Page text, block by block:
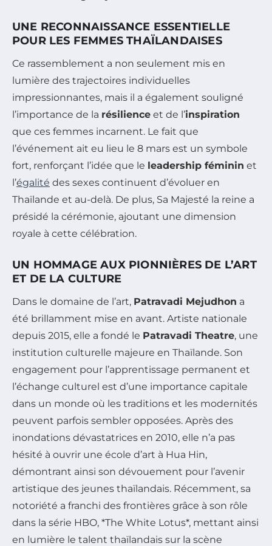
UNE RECONNAISSANCE ESSENTIELLE
POUR LES FEMMES THAÏLANDAISES
Ce rassemblement a non seulement mis en
lumière des trajectoires individuelles
impressionnantes, mais il a également souligné
l’importance de la résilience et de l’inspiration
que ces femmes incarnent. Le fait que
l’événement ait eu lieu le 8 mars est un symbole
fort, renforçant l’idée que le leadership féminin et
l’égalité des sexes continuent d’évoluer en
Thaïlande et au-delà. De plus, Sa Majesté la reine a
présidé la cérémonie, ajoutant une dimension
royale à cette célébration.
UN HOMMAGE AUX PIONNIÈRES DE L’ART
ET DE LA CULTURE
Dans le domaine de l’art, Patravadi Mejudhon a
été brillamment mise en avant. Artiste nationale
depuis 2015, elle a fondé le Patravadi Theatre, une
institution culturelle majeure en Thaïlande. Son
engagement pour l’apprentissage permanent et
l’échange culturel est d’une importance capitale
dans un monde où les traditions et les modernités
peuvent parfois sembler opposées. Après des
inondations dévastatrices en 2010, elle n’a pas
hésité à ouvrir une école d’art à Hua Hin,
démontrant ainsi son dévouement pour l’avenir
artistique des jeunes thaïlandais. Récemment, sa
notoriété a franchi des frontières grâce à son rôle
dans la série HBO, *The White Lotus*, mettant ainsi
en lumière le talent thaïlandais sur la scène